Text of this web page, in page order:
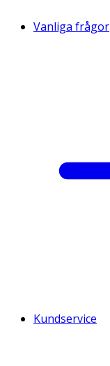
Vanliga frågor
Kundservice